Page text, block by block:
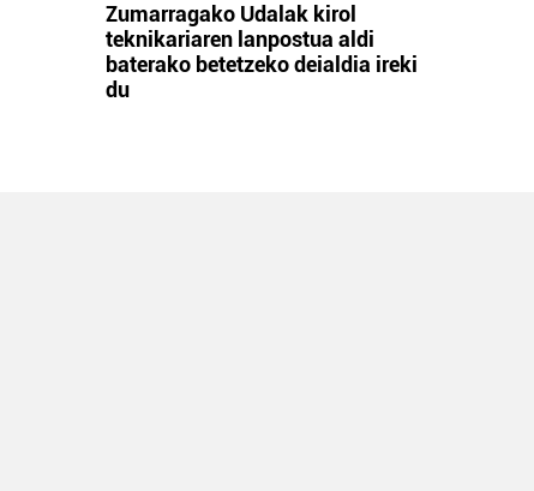
Zumarragako Udalak kirol
teknikariaren lanpostua aldi
baterako betetzeko deialdia ireki
du